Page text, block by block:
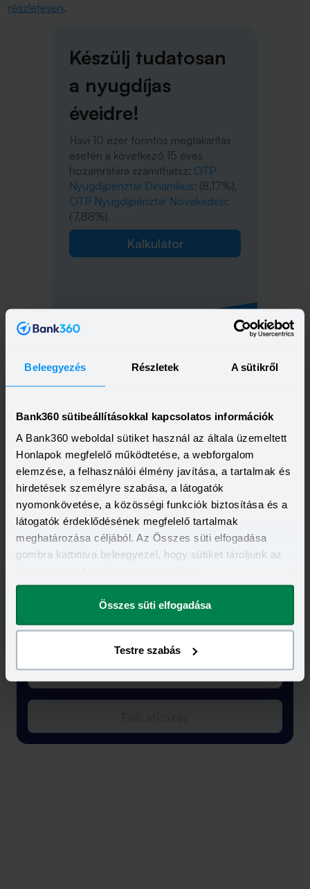
Beleegyezés Részletek A sütikről
Bank360 sütibeállításokkal kapcsolatos információk
A Bank360 weboldal sütiket használ az általa üzemeltett
Honlapok megfelelő működtetése, a webforgalom
elemzése, a felhasználói élmény javítása, a tartalmak és
hirdetések személyre szabása, a látogatók
nyomonkövetése, a közösségi funkciók biztosítása és a
látogatók érdeklődésének megfelelő tartalmak
meghatározása céljából. Az Összes süti elfogadása
gombra kattintva beleegyezel, hogy sütiket tároljunk az
megváltoztathatod.
Összes süti elfogadása
Testre szabás
részletesen.
Készülj tudatosan
a nyugdíjas
éveidre!
Havi 10 ezer forintos megtakarítás
esetén a következő 15 éves
hozamrátára számíthatsz: OTP
Nyugdíjpénztár Dinamikus: (8,17%),
OTP Nyugdíjpénztár Növekedési:
(7,88%).
Kalkulátor
A legfrissebb újdonságok
egyenesen a postaládádba!
Elolvastam és elfogadom a Bank360